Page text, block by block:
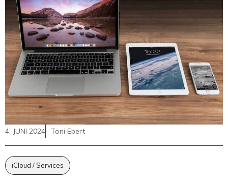
4. JUNI 2024 Toni Ebert
iCloud / Services